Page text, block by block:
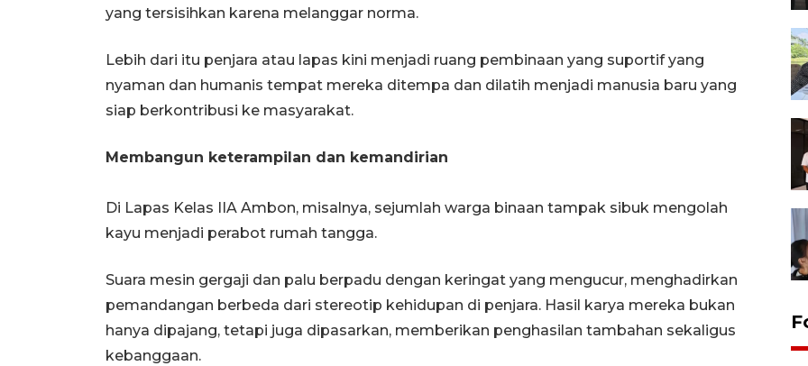
yang tersisihkan karena melanggar norma.
Lebih dari itu penjara atau lapas kini menjadi ruang pembinaan yang suportif yang
nyaman dan humanis tempat mereka ditempa dan dilatih menjadi manusia baru yang
siap berkontribusi ke masyarakat.
Membangun keterampilan dan kemandirian
Di Lapas Kelas IIA Ambon, misalnya, sejumlah warga binaan tampak sibuk mengolah
kayu menjadi perabot rumah tangga.
Suara mesin gergaji dan palu berpadu dengan keringat yang mengucur, menghadirkan
pemandangan berbeda dari stereotip kehidupan di penjara. Hasil karya mereka bukan
hanya dipajang, tetapi juga dipasarkan, memberikan penghasilan tambahan sekaligus
kebanggaan.